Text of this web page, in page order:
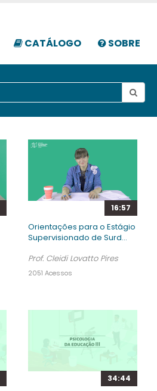
CATÁLOGO SOBRE
16:57
Orientações para o Estágio
Supervisionado de Surd...
Prof. Cleidi Lovatto Pires
2051 Acessos
34:44